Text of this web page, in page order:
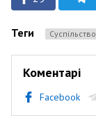
Теги Суспільство
Коментарі
Facebook